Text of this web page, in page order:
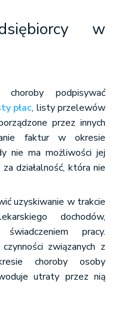
w
choroby podpisywać
płac, listy przelewów
przez innych
faktur w okresie
nie ma możliwości jej
działalność, która nie
uzyskiwanie w trakcie
dochodów,
pracy.
związanych z
choroby osoby
utraty przez nią